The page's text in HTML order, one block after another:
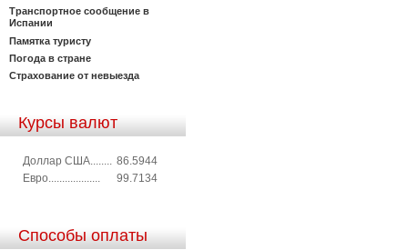
Транспортное сообщение в
Испании
Памятка туристу
Погода в стране
Страхование от невыезда
Курсы валют
Доллар США........ 86.5944
Евро...................
99.7134
Способы оплаты